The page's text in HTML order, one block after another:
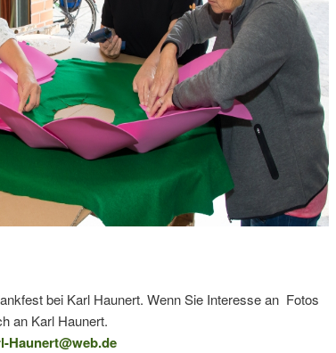
bei Karl Haunert. Wenn Sie Interesse an Fotos
an Karl Haunert.
Haunert@web.de